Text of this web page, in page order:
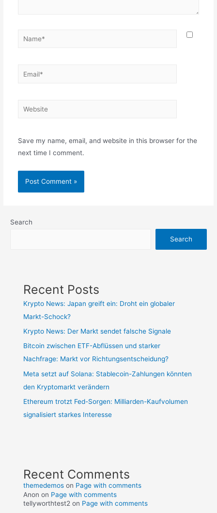
Name*
Email*
Website
Save my name, email, and website in this browser for the
next time I comment.
Search
Search
Recent Posts
Krypto News: Japan greift ein: Droht ein globaler
Markt-Schock?
Krypto News: Der Markt sendet falsche Signale
Bitcoin zwischen ETF-Abflüssen und starker
Nachfrage: Markt vor Richtungsentscheidung?
Meta setzt auf Solana: Stablecoin-Zahlungen könnten
den Kryptomarkt verändern
Ethereum trotzt Fed-Sorgen: Milliarden-Kaufvolumen
signalisiert starkes Interesse
Recent Comments
themedemos on Page with comments
Anon on Page with comments
tellyworthtest2 on Page with comments